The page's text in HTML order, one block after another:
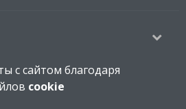
с сайтом благодаря
cookie